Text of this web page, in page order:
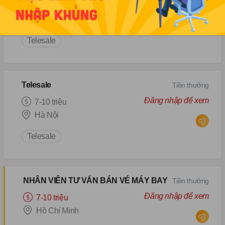
Dưới 7 triệu
Hà Nội
Telesale
Đăng nhập để xem
Telesale
7-10 triệu
Hà Nội
Telesale
Tiền thưởng
Đăng nhập để xem
NHÂN VIÊN TƯ VẤN BÁN VÉ MÁY BAY
7-10 triệu
Hồ Chí Minh
Tiền thưởng
Đăng nhập để xem